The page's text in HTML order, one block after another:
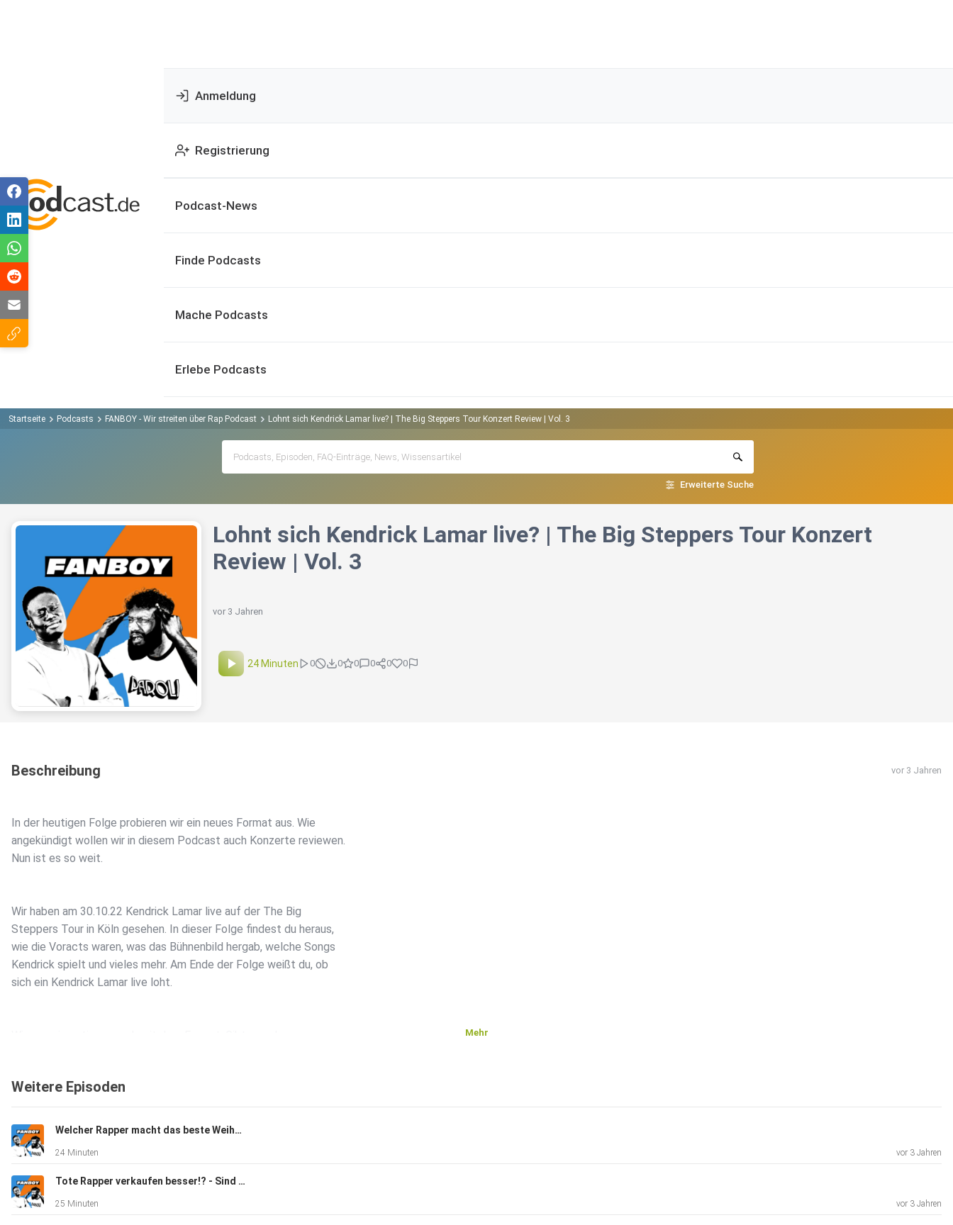
Anmeldung
Registrierung
Podcast-News
Finde Podcasts
Mache Podcasts
Erlebe Podcasts
Startseite Podcasts FANBOY - Wir streiten über Rap Podcast Lohnt sich Kendrick Lamar live? | The Big Steppers Tour Konzert Review | Vol. 3
Erweiterte Suche
Lohnt sich Kendrick Lamar live? | The Big Steppers Tour Konzert
Review | Vol. 3
vor 3 Jahren
24 Minuten 0 0 0 0 0 0
Beschreibung vor 3 Jahren
In der heutigen Folge probieren wir ein neues Format aus. Wie
angekündigt wollen wir in diesem Podcast auch Konzerte reviewen.
Nun ist es so weit.
Wir haben am 30.10.22 Kendrick Lamar live auf der The Big
Steppers Tour in Köln gesehen. In dieser Folge findest du heraus,
wie die Voracts waren, was das Bühnenbild hergab, welche Songs
Kendrick spielt und vieles mehr. Am Ende der Folge weißt du, ob
sich ein Kendrick Lamar live loht.
Jeder der hinterm Mond lebt und noch nie was von Kendrick Lamar
gehört hat, wir sind da für euch. Hier ist eine Playlist, die
seine Diskographie auf eine Albumlänge zusammenfasst und die sich
anhört wie aus einem Guss.
https://open.spotify.com/playlist/7K3cio7G88ceNNJs8PscET?si=0f0f3bfd296c4785
Mehr
Weitere Episoden
Welcher Rapper macht das beste Weihnachtsalbum? | Vol. 4
24 Minuten vor 3 Jahren
Tote Rapper verkaufen besser!? - Sind Posthume Alben moralisch verwerflich? | Vol. 2
25 Minuten vor 3 Jahren